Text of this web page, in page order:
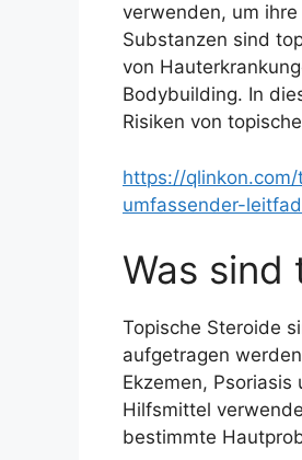
verwenden, um
Substanzen sind
von
Bodybuilding. In
Risiken von
https://
umfassender-
Was sind
Topische Steroide
aufgetragen
Ekzemen,
Hilfsmittel
bestimmte